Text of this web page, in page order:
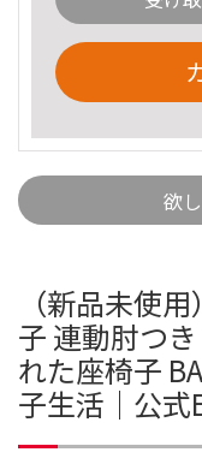
欲
（新品未使
子 連動肘つ
れた座椅子
子生活｜公式